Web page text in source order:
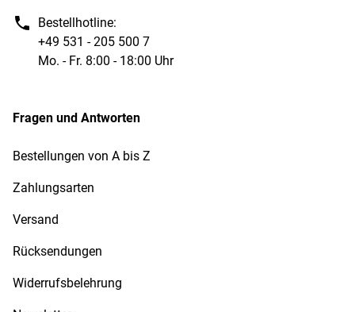
Bestellhotline:
+49 531 - 205 500 7
Mo. - Fr. 8:00 - 18:00 Uhr
Fragen und Antworten
Bestellungen von A bis Z
Zahlungsarten
Versand
Rücksendungen
Widerrufsbelehrung